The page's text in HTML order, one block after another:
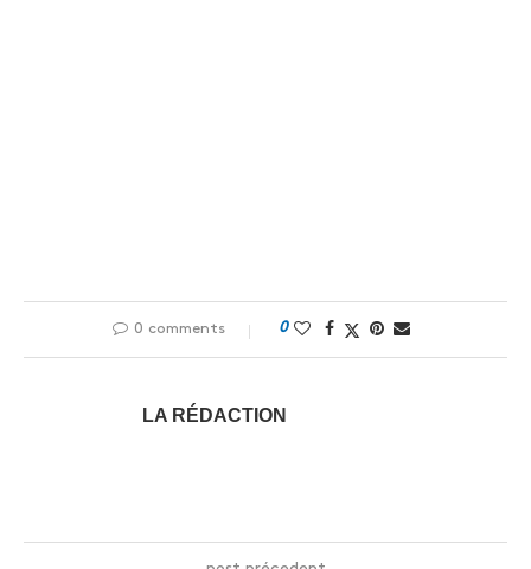
0 comments 0
LA RÉDACTION